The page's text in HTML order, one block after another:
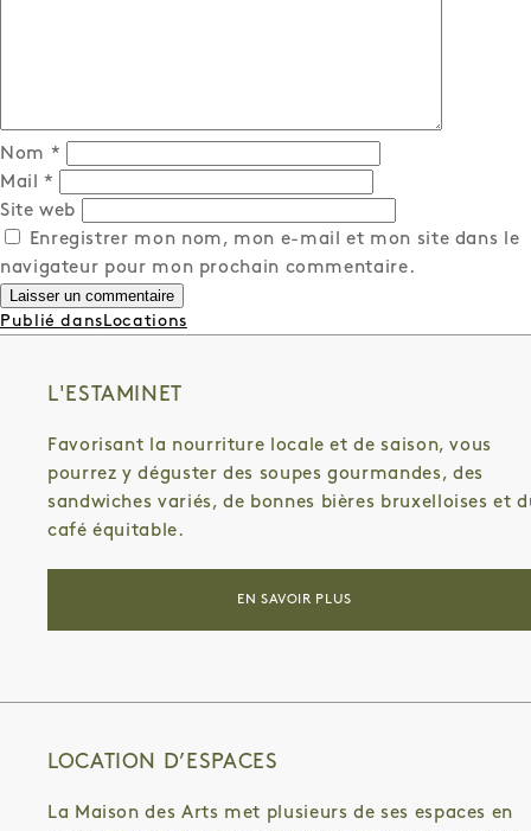
Nom *
Mail*
Site web
Enregistrer mon nom, mon e-mail et mon site dans le
navigateur pour mon prochain commentaire.
NAVIGATION
Publié dansLocations
L'ESTAMINET
Favorisant la nourriture locale et de saison, vous
pourrez y déguster des soupes gourmandes, des
sandwiches variés, de bonnes bières bruxelloises et
café équitable.
EN SAVOIR PLUS
LOCATION D’ESPACES
La Maison des Arts met plusieurs de ses espaces en